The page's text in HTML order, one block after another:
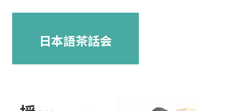
日本語茶話会